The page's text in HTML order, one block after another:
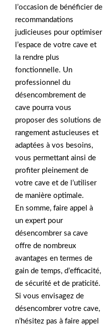
l’occasion de bénéficier de
recommandations
judicieuses pour optimiser
l’espace de votre cave et
la rendre plus
fonctionnelle. Un
professionnel du
désencombrement de
cave pourra vous
proposer des solutions de
rangement astucieuses et
adaptées à vos besoins,
vous permettant ainsi de
profiter pleinement de
votre cave et de l’utiliser
de manière optimale.
En somme, faire appel à
un expert pour
désencombrer sa cave
offre de nombreux
avantages en termes de
gain de temps, d’efficacité,
de sécurité et de praticité.
Si vous envisagez de
désencombrer votre cave,
n’hésitez pas à faire appel